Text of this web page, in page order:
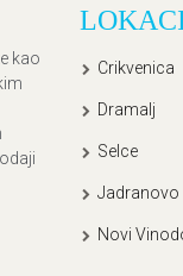
kao
Crikvenica
Dramalj
Selce
Jadranovo
Novi